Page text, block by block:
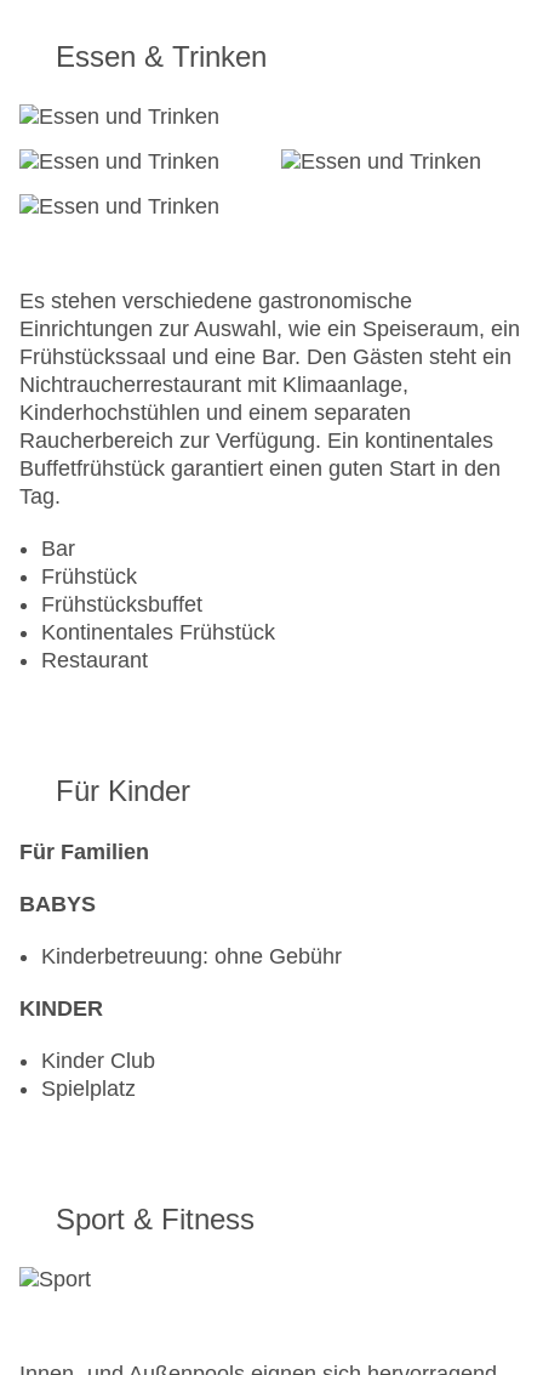
24h Rezeption
Parkplatz
Check-out bis: 13:00:01
Konferenzraum
Garten
WLAN/WiFi im Hotel
Letzte umfassende Renovierung: 2011
Lift
Anzahl der Konferenzräume: 1
Anzahl der Aufzüge: 1
Zimmerservice
Sonnenterrasse
Gesamtanzahl der Stockwerke: 8
Pools:Indoor Pool, Outdoor Pool, Sonnenschirme
am Pool, Liegen am Pool
Zahlungsarten: American Express, Diners Club,
Mastercard, Visa
Landeskategorie: 5 Sterne
Essen & Trinken
Es stehen verschiedene gastronomische
Einrichtungen zur Auswahl, wie ein Speiseraum, ein
Frühstückssaal und eine Bar. Den Gästen steht ein
Nichtraucherrestaurant mit Klimaanlage,
Kinderhochstühlen und einem separaten
Raucherbereich zur Verfügung. Ein kontinentales
Buffetfrühstück garantiert einen guten Start in den
Tag.
Bar
Frühstück
Frühstücksbuffet
Kontinentales Frühstück
Restaurant
Für Kinder
Für Familien
BABYS
Kinderbetreuung: ohne Gebühr
KINDER
Kinder Club
Spielplatz
Sport & Fitness